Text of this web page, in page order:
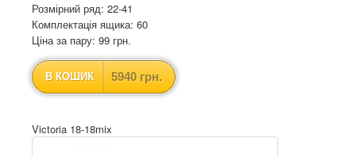
Розмірний ряд: 22-41
Комплектація ящика: 60
Ціна за пару: 99 грн.
В КОШИК 5940 грн.
Victoria 18-18mix